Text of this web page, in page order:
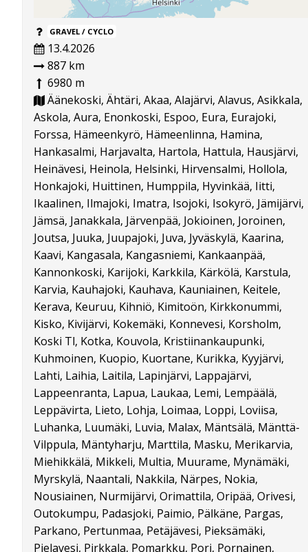
GRAVEL / CYCLO
13.4.2026
887 km
6980 m
Äänekoski, Ähtäri, Akaa, Alajärvi, Alavus, Asikkala,
Askola, Aura, Enonkoski, Espoo, Eura, Eurajoki,
Forssa, Hämeenkyrö, Hämeenlinna, Hamina,
Hankasalmi, Harjavalta, Hartola, Hattula, Hausjärvi,
Heinävesi, Heinola, Helsinki, Hirvensalmi, Hollola,
Honkajoki, Huittinen, Humppila, Hyvinkää, Iitti,
Ikaalinen, Ilmajoki, Imatra, Isojoki, Isokyrö, Jämijärvi,
Jämsä, Janakkala, Järvenpää, Jokioinen, Joroinen,
Joutsa, Juuka, Juupajoki, Juva, Jyväskylä, Kaarina,
Kaavi, Kangasala, Kangasniemi, Kankaanpää,
Kannonkoski, Karijoki, Karkkila, Kärkölä, Karstula,
Karvia, Kauhajoki, Kauhava, Kauniainen, Keitele,
Kerava, Keuruu, Kihniö, Kimitoön, Kirkkonummi,
Kisko, Kivijärvi, Kokemäki, Konnevesi, Korsholm,
Koski Tl, Kotka, Kouvola, Kristiinankaupunki,
Kuhmoinen, Kuopio, Kuortane, Kurikka, Kyyjärvi,
Lahti, Laihia, Laitila, Lapinjärvi, Lappajärvi,
Lappeenranta, Lapua, Laukaa, Lemi, Lempäälä,
Leppävirta, Lieto, Lohja, Loimaa, Loppi, Loviisa,
Luhanka, Luumäki, Luvia, Malax, Mäntsälä, Mänttä-
Vilppula, Mäntyharju, Marttila, Masku, Merikarvia,
Miehikkälä, Mikkeli, Multia, Muurame, Mynämäki,
Myrskylä, Naantali, Nakkila, Närpes, Nokia,
Nousiainen, Nurmijärvi, Orimattila, Oripää, Orivesi,
Outokumpu, Padasjoki, Paimio, Pälkäne, Pargas,
Parkano, Pertunmaa, Petäjävesi, Pieksämäki,
Pielavesi, Pirkkala, Pomarkku, Pori, Pornainen,